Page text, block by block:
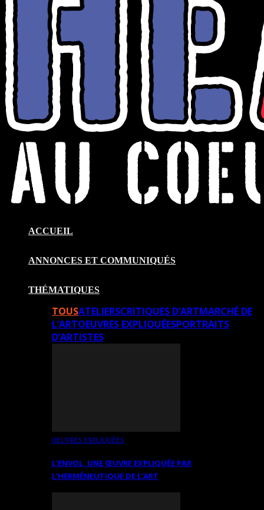
ACCUEIL
ANNONCES ET COMMUNIQUÉS
THÉMATIQUES
TOUSATELIERSCRITIQUES D’ARTMARCHÉ DE
L’ARTOEUVRES EXPLIQUÉESPORTRAITS
D’ARTISTES
OEUVRES EXPLIQUÉES
L’ENVOL, UNE ŒUVRE EXPLIQUÉE PAR
L’HERMÉNEUTIQUE DE L’ART